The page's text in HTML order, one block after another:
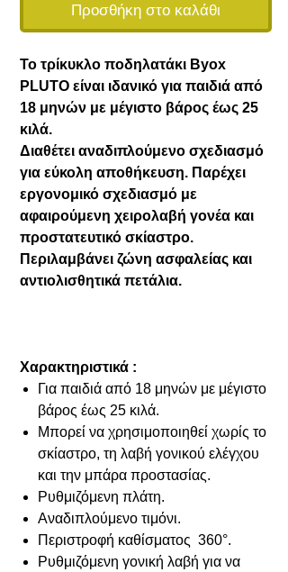
Προσθήκη στο καλάθι
Το τρίκυκλο ποδηλατάκι Byox
PLUTO είναι ιδανικό για παιδιά από
18 μηνών με μέγιστο βάρος έως 25
κιλά.
Διαθέτει αναδιπλούμενο σχεδιασμό
για εύκολη αποθήκευση. Παρέχει
εργονομικό σχεδιασμό με
αφαιρούμενη χειρολαβή γονέα και
προστατευτικό σκίαστρο.
Περιλαμβάνει ζώνη ασφαλείας και
αντιολισθητικά πετάλια.
Χαρακτηριστικά :
Για παιδιά από 18 μηνών με μέγιστο
βάρος έως 25 κιλά.
Μπορεί να χρησιμοποιηθεί χωρίς το
σκίαστρο, τη λαβή γονικού ελέγχου
και την μπάρα προστασίας.
Ρυθμιζόμενη πλάτη.
Αναδιπλούμενο τιμόνι.
Περιστροφή καθίσματος 360°.
Ρυθμιζόμενη γονική λαβή για να